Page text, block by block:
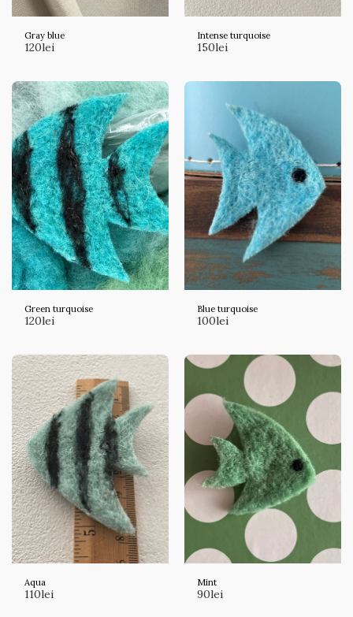
Gray blue
120lei
Intense turquoise
150lei
Green turquoise
120lei
Blue turquoise
100lei
Aqua
110lei
Mint
90lei